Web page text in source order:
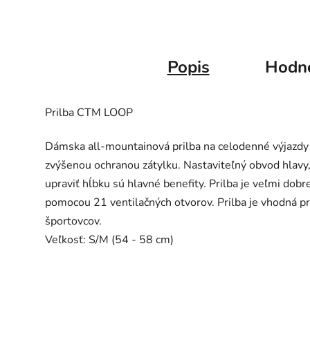
Popis
Prilba CTM LOOP
Dámska all-mountainová prilba na celodenné
zvýšenou ochranou zátylku. Nastaviteľný obvod
upraviť hĺbku sú hlavné benefity. Prilba je veľmi
pomocou 21 ventilačných otvorov. Prilba je vhodná
športovcov.
Veľkosť: S/M (54 - 58 cm)